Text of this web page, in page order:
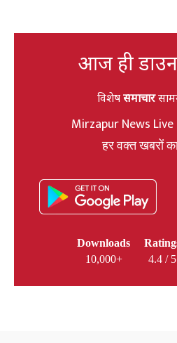
आज ही
विशेषसमाचार
Mirzapur News
हर वक्त खबरों
Downloads
10,000+
4.4 / 5